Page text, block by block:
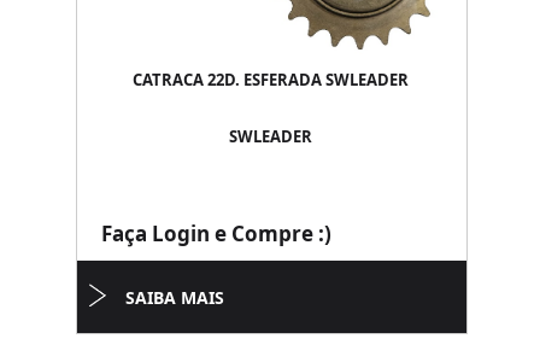
CATRACA 22D. ESFERADA SWLEADER
SWLEADER
Faça Login e Compre :)
SAIBA MAIS